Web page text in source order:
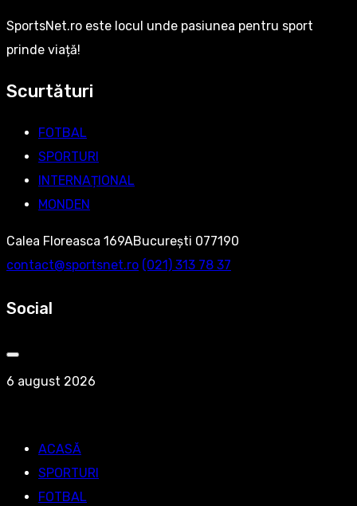
SportsNet.ro este locul unde pasiunea pentru sport
prinde viață!
Scurtături
FOTBAL
SPORTURI
INTERNAȚIONAL
MONDEN
Calea Floreasca 169ABucurești 077190
contact@sportsnet.ro ‭(021) 313 78 37‬
Social
6 august 2026
ACASĂ
SPORTURI
FOTBAL